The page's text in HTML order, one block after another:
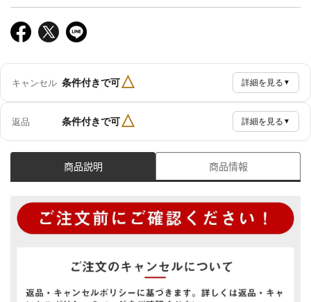
キャンセル 条件付きで可△ 詳細を見る ▼
返品 条件付きで可△ 詳細を見る ▼
商品説明 商品情報